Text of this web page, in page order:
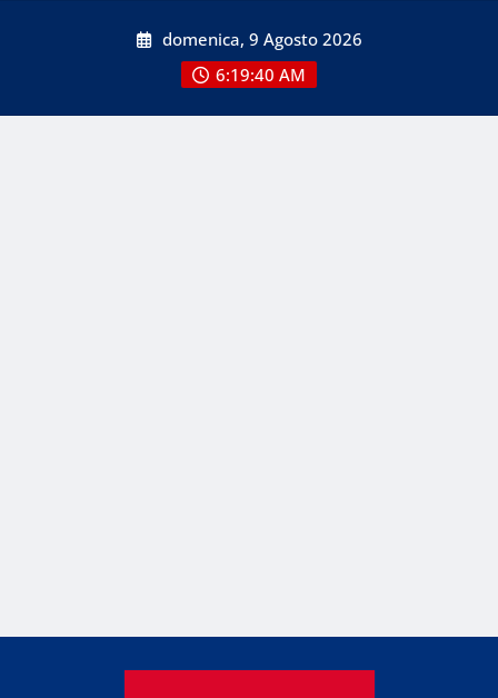
domenica, 9 Agosto 2026
6:19:40 AM